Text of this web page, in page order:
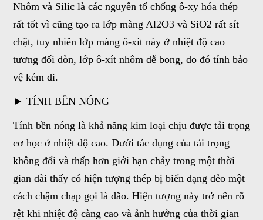
Nhôm và Silic là các nguyên tố chống ô-xy hóa thép
rất tốt vì cũng tạo ra lớp màng Al2O3 và SiO2 rất sít
chặt, tuy nhiên lớp màng ô-xít này ở nhiệt độ cao
tương đối dòn, lớp ô-xít nhôm dễ bong, do đó tính bảo
vệ kém đi.
► TÍNH BỀN NÓNG
Tính bền nóng là khả năng kim loại chịu được tải trọng
cơ học ở nhiệt độ cao. Dưới tác dụng của tải trọng
không đổi và thấp hơn giới hạn chảy trong một thời
gian dài thấy có hiện tượng thép bị biến dạng dẻo một
cách chậm chạp gọi là dão. Hiện tượng này trở nên rõ
rệt khi nhiệt độ càng cao và ảnh hưởng của thời gian